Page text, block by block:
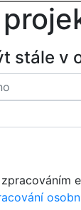
stále v